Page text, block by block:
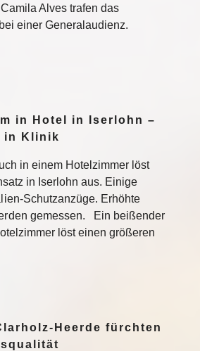
Alves trafen das
einer Generalaudienz.
in Hotel in Iserlohn –
in Klinik
in einem Hotelzimmer löst
in Iserlohn aus. Einige
Schutzanzüge. Erhöhte
gemessen. Ein beißender
löst einen größeren
Heerde fürchten